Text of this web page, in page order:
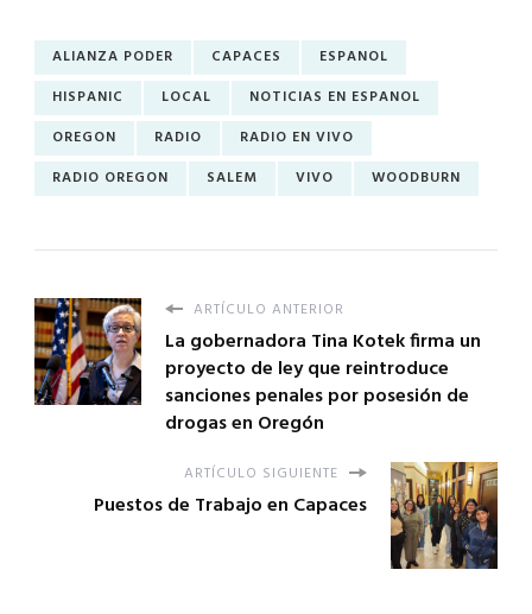
ALIANZA PODER CAPACES
ESPANOL
HISPANIC
LOCAL
NOTICIAS EN ESPANOL
OREGON
RADIO
RADIO EN VIVO
RADIO OREGON
SALEM VIVO WOODBURN
ARTÍCULO ANTERIOR
La gobernadora Tina Kotek firma un
proyecto de ley que reintroduce
sanciones penales por posesión de
drogas en Oregón
ARTÍCULO SIGUIENTE
Puestos de Trabajo en Capaces